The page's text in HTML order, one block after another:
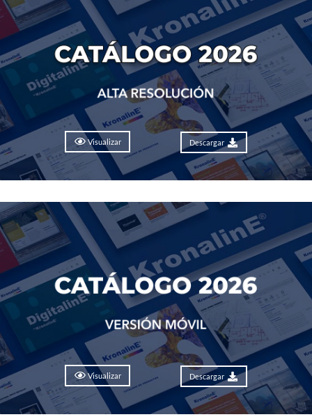
Visualizar Descargar
Visualizar Descargar